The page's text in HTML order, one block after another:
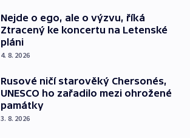
Nejde o ego, ale o výzvu, říká
Ztracený ke koncertu na Letenské
pláni
4. 8. 2026
Rusové ničí starověký Chersonés,
UNESCO ho zařadilo mezi ohrožené
památky
3. 8. 2026